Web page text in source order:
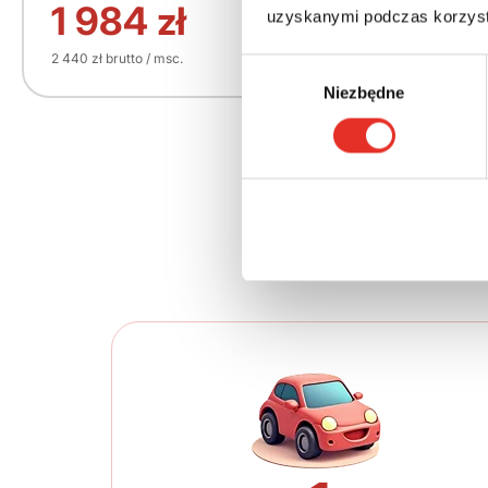
uzyskanymi podczas
zgody
Niezbędne
1 984 zł
2 440 zł brutto / msc.
156 270 zł
Twój